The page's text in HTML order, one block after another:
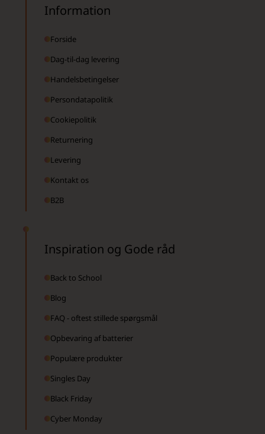
Information
Forside
Dag-til-dag levering
Handelsbetingelser
Persondatapolitik
Cookiepolitik
Returnering
Levering
Kontakt os
B2B
Inspiration og Gode råd
Back to School
Blog
FAQ - oftest stillede spørgsmål
Opbevaring af batterier
Populære produkter
Singles Day
Black Friday
Cyber Monday